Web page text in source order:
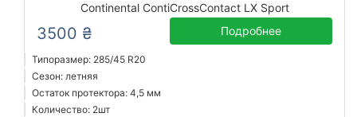
Continental ContiCrossContact LX Sport
3500 ₴ Подробнее
Типоразмер: 285/45 R20
Сезон: летняя
Остаток протектора: 4,5 мм
Количество: 2шт